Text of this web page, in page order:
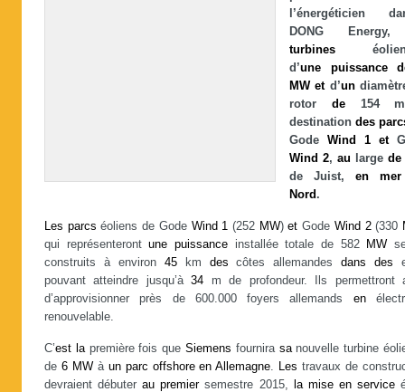
l’énergéticien
DONG
turbines
d’une puissance
MW etd’un
rotor de154
destination des
Gode Wind 1 et
Wind 2, au large de
de Juist, en
mer
Nord.
Les parcs éoliens de Gode Wind 1 (252 MW)et Gode Wind 2(330
qui représenterontune puissance installée totale de 582 MW
construits à environ 45km des côtes allemandesdans des
pouvant atteindre jusqu’à34 m de profondeur. Ils permettront
d’approvisionner près de 600.000 foyers allemands en
renouvelable.
C’est lapremière fois queSiemens fournira sanouvelle turbine
de 6 MWà un parc offshore en Allemagne. Les travaux de
devraient débuterau premiersemestre 2015, la mise en service